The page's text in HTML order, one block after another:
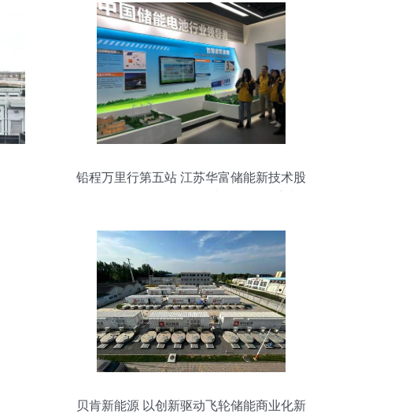
铅程万里行第五站 江苏华富储能新技术股
贝肯新能源 以创新驱动飞轮储能商业化新